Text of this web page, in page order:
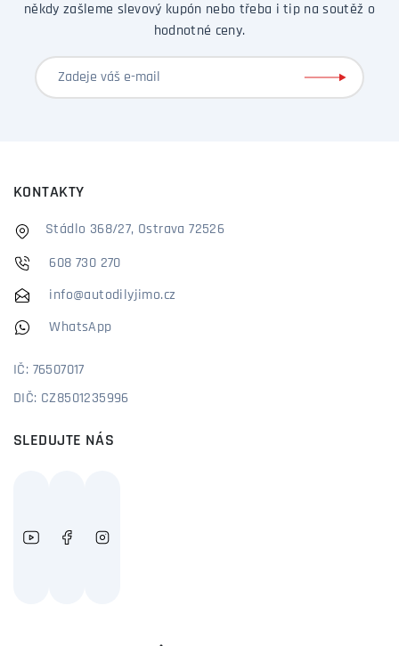
někdy zašleme slevový kupón nebo třeba i tip na soutěž o
hodnotné ceny.
KONTAKTY
Stádlo 368/27, Ostrava 72526
608 730 270
info@autodilyjimo.cz
WhatsApp
IČ: 76507017
DIČ: CZ8501235996
SLEDUJTE NÁS